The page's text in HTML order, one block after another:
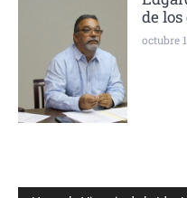
de
octubre